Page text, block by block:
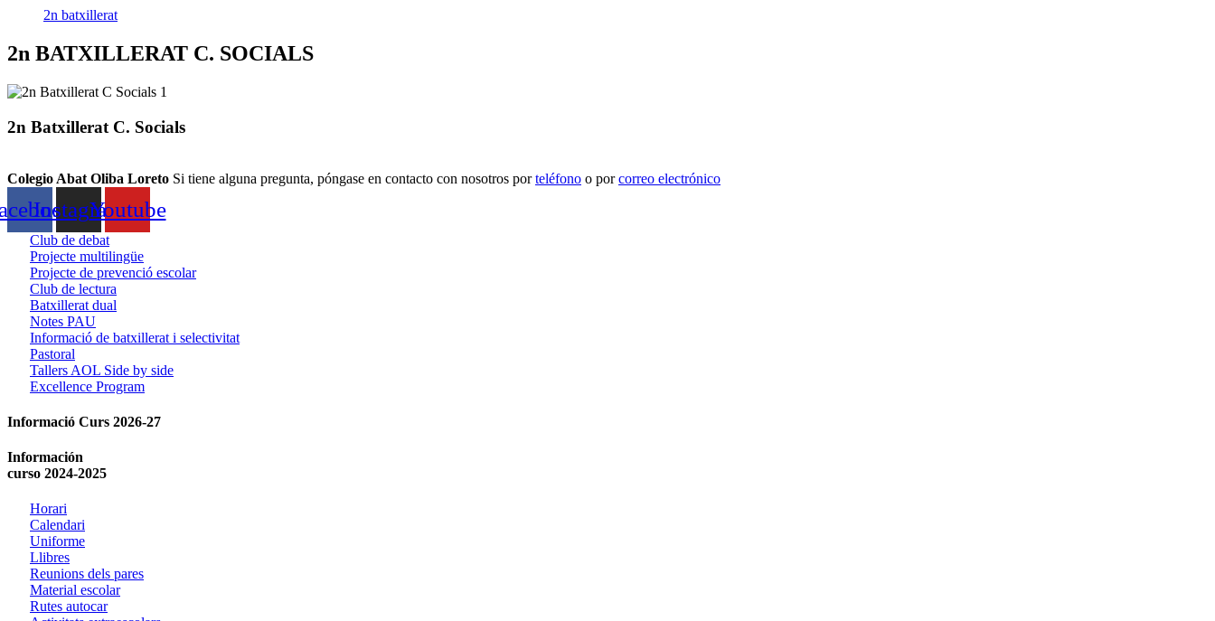
2n batxillerat
2n BATXILLERAT C. SOCIALS
2n Batxillerat C. Socials
Colegio Abat Oliba Loreto Si tiene alguna pregunta, póngase en contacto con nosotros porteléfono o porcorreo electrónico
InstagramYoutube
Club de debat
Projecte multilingüe
Projecte de prevenció escolar
Club de lectura
Batxillerat dual
Notes PAU
Informació de batxillerat i selectivitat
Pastoral
Tallers AOL Side by side
Excellence Program
Informació Curs 2026-27
Información
curso 2024-2025
Horari
Calendari
Uniforme
Llibres
Reunions dels pares
Material escolar
Rutes autocar